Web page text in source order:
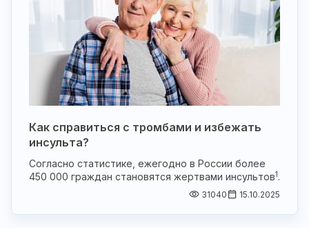
Как справиться с тромбами и избежать
инсульта?
Согласно статистике, ежегодно в России более
450 000 граждан становятся жертвами инсультов1 .
31040 15.10.2025